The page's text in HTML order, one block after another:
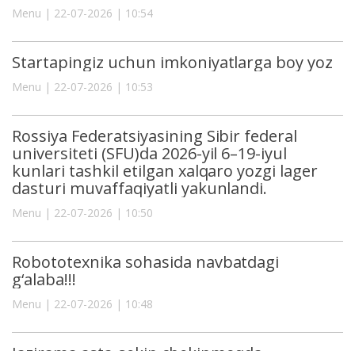
Menu | 22-07-2026 | 10:54
Startapingiz uchun imkoniyatlarga boy yoz
Menu | 22-07-2026 | 10:53
Rossiya Federatsiyasining Sibir federal
universiteti (SFU)da 2026-yil 6–19-iyul
kunlari tashkil etilgan xalqaro yozgi lager
dasturi muvaffaqiyatli yakunlandi.
Menu | 22-07-2026 | 10:50
Robototexnika sohasida navbatdagi
g‘alaba!!!
Menu | 22-07-2026 | 10:48